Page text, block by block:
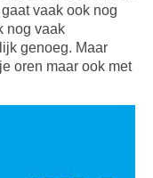
vaak ook nog
nog vaak
genoeg. Maar
oren maar ook met